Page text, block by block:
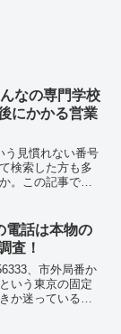
なの専門学校
にかかる営業
う見慣れない番号
検索した方も多
。この記事で
底...
電話は本物の
査！
、市外局番か
いう東京の固定
か迷っているう